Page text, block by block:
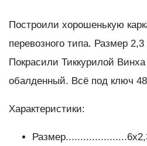
Построили хорошенькую
перевозного типа. Размер
Покрасили Тиккурилой
обалденный. Всё под ключ
Характеристики: